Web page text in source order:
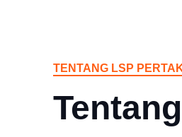
TENTANG LSP